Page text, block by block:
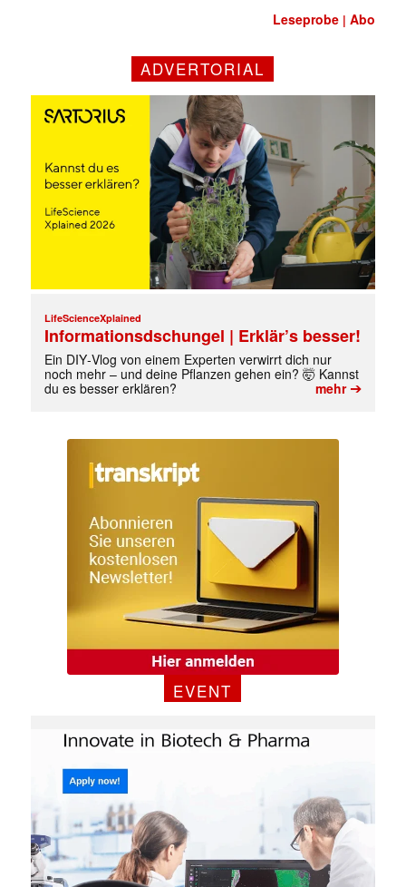
Mit dem |transkript-Newsletter
jede Woche aktuell informiert.
E-
Leseprobe |Abo
ADVERTORIAL
LifeScienceXplained
Informationsdschungel | Erklär’s besser!
Ein DIY‑Vlog von einem Experten verwirrt dich nur
noch mehr – und deine Pflanzen gehen ein? 🤯 Kannst
du es besser erklären?
mehr➔
EVENT